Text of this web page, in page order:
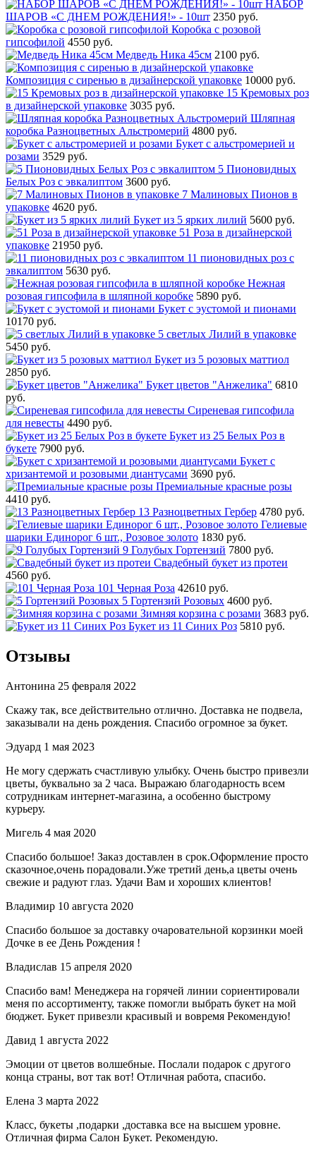
НАБОР
ШАРОВ «С ДНЕМ РОЖДЕНИЯ!» - 10шт 2350 руб.
Коробка с розовой
гипсофилой 4550 руб.
Медведь Ника 45см 2100 руб.
Композиция с сиренью в дизайнерской упаковке 10000 руб.
15 Кремовых роз
в дизайнерской упаковке 3035 руб.
Шляпная
коробка Разноцветных Альстромерий 4800 руб.
Букет с альстромерией и
розами 3529 руб.
5 Пионовидных
Белых Роз с эвкалиптом 3600 руб.
7 Малиновых Пионов в
упаковке 4620 руб.
Букет из 5 ярких лилий 5600 руб.
51 Роза в дизайнерской
упаковке 21950 руб.
11 пионовидных роз с
эвкалиптом 5630 руб.
Нежная
розовая гипсофила в шляпной коробке 5890 руб.
Букет с эустомой и пионами
10170 руб.
5 светлых Лилий в упаковке
5450 руб.
Букет из 5 розовых маттиол
2850 руб.
Букет цветов "Анжелика" 6810
руб.
Сиреневая гипсофила
для невесты 4490 руб.
Букет из 25 Белых Роз в
букете 7900 руб.
Букет с
хризантемой и розовыми диантусами 3690 руб.
Премиальные красные розы
4410 руб.
13 Разноцветных Гербер 4780 руб.
Гелиевые
шарики Единорог 6 шт., Розовое золото 1830 руб.
9 Голубых Гортензий 7800 руб.
Свадебный букет из протеи
4560 руб.
101 Черная Роза 42610 руб.
5 Гортензий Розовых 4600 руб.
Зимняя корзина с розами 3683 руб.
Букет из 11 Синих Роз 5810 руб.
Отзывы
Антонина 25 февраля 2022
Скажу так, все действительно отлично. Доставка не подвела,
заказывали на день рождения. Спасибо огромное за букет.
Эдуард 1 мая 2023
Не могу сдержать счастливую улыбку. Очень быстро привезли
цветы, буквально за 2 часа. Выражаю благодарность всем
сотрудникам интернет-магазина, а особенно быстрому
курьеру.
Мигель 4 мая 2020
Спасибо большое! Заказ доставлен в срок.Оформление просто
сказочное,очень порадовали.Уже третий день,а цветы очень
свежие и радуют глаз. Удачи Вам и хороших клиентов!
Владимир 10 августа 2020
Спасибо большое за доставку очаровательной корзинки моей
Дочке в ее День Рождения !
Владислав 15 апреля 2020
Спасибо вам! Менеджера на горячей линии сориентировали
меня по ассортименту, также помогли выбрать букет на мой
бюджет. Букет привезли красивый и вовремя Рекомендую!
Давид 1 августа 2022
Эмоции от цветов волшебные. Послали подарок с другого
конца страны, вот так вот! Отличная работа, спасибо.
Елена 3 марта 2022
Класс, букеты ,подарки ,доставка все на высшем уровне.
Отличная фирма Салон Букет. Рекомендую.